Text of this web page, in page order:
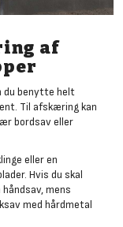
af
du benytte helt
Til afskæring kan
bordsav eller
eller en
Hvis du skal
mens
med hårdmetal